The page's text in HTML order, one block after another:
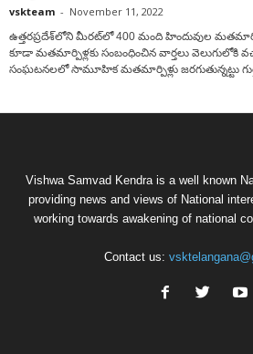
vskteam - November 11, 2022
ఉత్తరప్రదేశ్‌లోని మీరట్‌లో 400 మంది హిందువుల
కూడా మ‌త‌మార్పిళ్ల‌కు సంబంధించిన వార్త‌లు వెలుగులోకి
సంఘటనలలో సామూహిక మతమార్పిళ్లు జ‌ర‌గుతున్న‌ట్టు
Vishwa Samvad Kendra is a well known
providing news and views of National
working towards awakening of national
Contact us: